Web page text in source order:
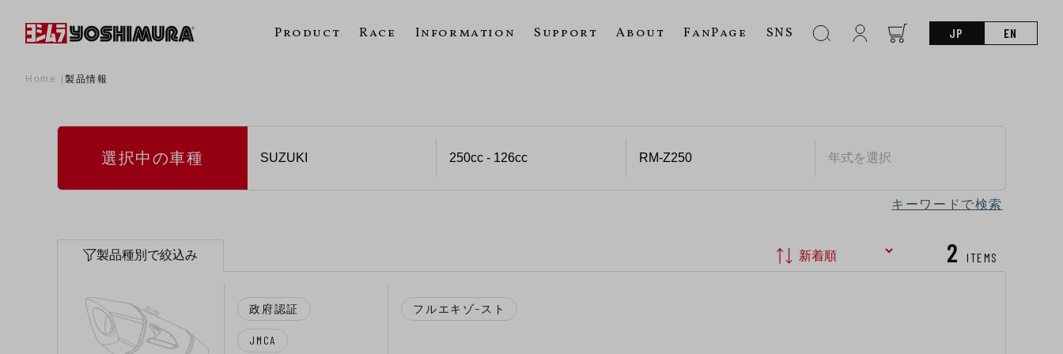
Product Race Information Support About FanPage SNS JP EN
Home 製品情報
選択中の車種
キーワードで検索
2 ITEMS
製品種別で絞込み
政府認証
JMCA
フルエキゾ−スト